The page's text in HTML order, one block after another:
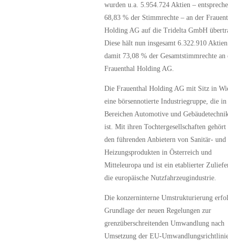
wurden u.a. 5.954.724 Aktien –
68,83 % der Stimmrechte – an der
Holding AG auf die Tridelta GmbH
Diese hält nun insgesamt 6.322.910
damit 73,08 % der Gesamtstimmrechte an
Frauenthal Holding AG.
Die Frauenthal Holding AG mit Sitz in
eine börsennotierte Industriegruppe, die in
Bereichen Automotive und
ist. Mit ihren Tochtergesellschaften gehört
den führenden Anbietern von Sanitär- und
Heizungsprodukten in Österreich und
Mitteleuropa und ist ein etablierter
die europäische Nutzfahrzeugindustrie.
Die konzerninterne Umstrukturierung
Grundlage der neuen Regelungen zur
grenzüberschreitenden Umwandlung nach
Umsetzung der EU-